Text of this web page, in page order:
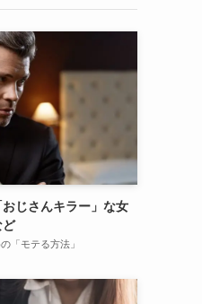
じさんキラー」な女
ど
「モテる方法」